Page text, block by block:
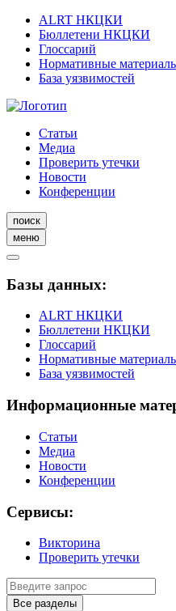
ALRT НКЦКИ
Бюллетени НКЦКИ
Глоссарий
Нормативные
База уязвимостей
Статьи
Медиа
Проверить утечки
Новости
Конференции
поиск
меню
Базы данных:
ALRT НКЦКИ
Бюллетени НКЦКИ
Глоссарий
Нормативные
База уязвимостей
Информационные
Статьи
Медиа
Новости
Конференции
Сервисы:
Викторина
Проверить утечки
Все разделы